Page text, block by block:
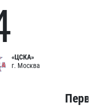
«ЦСКА»
г. Москва